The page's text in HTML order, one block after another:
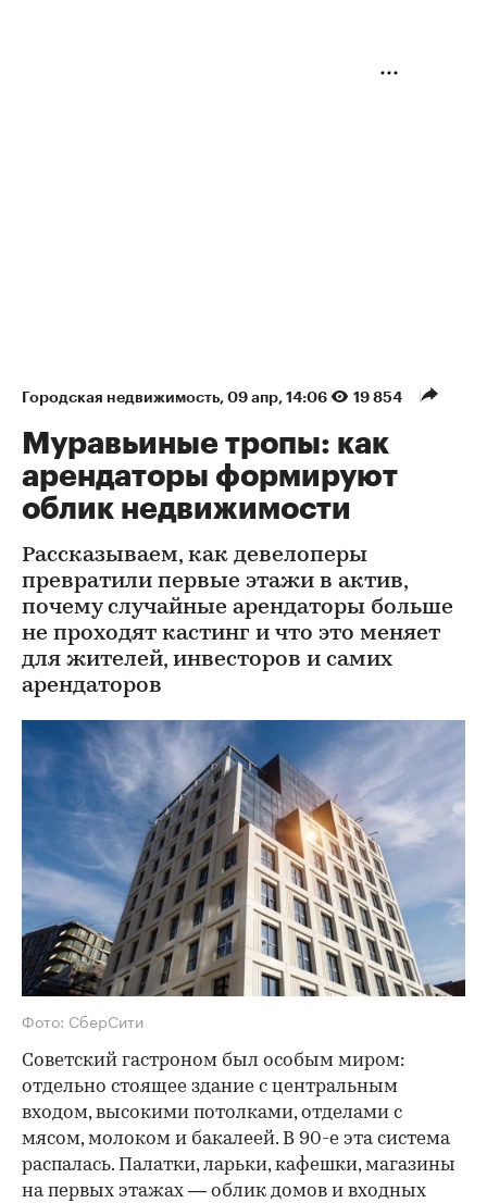
Городская недвижимость 09 апр, 14:06 19 854
Муравьиные тропы: как
арендаторы формируют
облик недвижимости
Рассказываем, как девелоперы
превратили первые этажи в актив,
почему случайные арендаторы больше
не проходят кастинг и что это меняет
для жителей, инвесторов и самих
арендаторов
Фото: СберСити
Советский гастроном был особым миром:
отдельно стоящее здание с центральным
входом, высокими потолками, отделами с
мясом, молоком и бакалеей. В 90-е эта система
распалась. Палатки, ларьки, кафешки, магазины
на первых этажах — облик домов и входных